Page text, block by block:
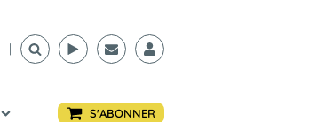
|
S'ABONNER